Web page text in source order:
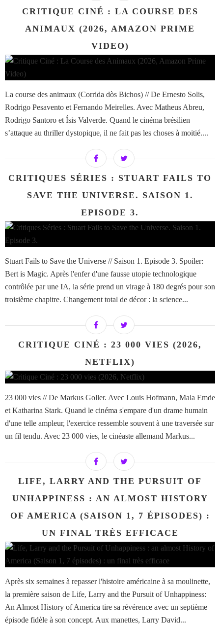
CRITIQUE CINÉ : LA COURSE DES
ANIMAUX (2026, AMAZON PRIME
VIDEO)
La course des animaux (Corrida dòs Bichos) // De Ernesto Solis,
Rodrigo Pesavento et Fernando Meirelles. Avec Matheus Abreu,
Rodrigo Santoro et Ísis Valverde. Quand le cinéma brésilien
s’attaque au thriller dystopique, il ne fait pas les choses à moitié....
CRITIQUES SÉRIES : STUART FAILS TO
SAVE THE UNIVERSE. SAISON 1.
EPISODE 3.
Stuart Fails to Save the Universe // Saison 1. Episode 3. Spoiler:
Bert is Magic. Après l'enfer d'une fausse utopie technologique
contrôlée par une IA, la série prend un virage à 180 degrés pour son
troisième chapitre. Changement total de décor : la science...
CRITIQUE CINÉ : 23 000 VIES (2026,
NETFLIX)
23 000 vies // De Markus Goller. Avec Louis Hofmann, Mala Emde
et Katharina Stark. Quand le cinéma s'empare d'un drame humain
d'une telle ampleur, l'exercice ressemble souvent à une traversée sur
un fil tendu. Avec 23 000 vies, le cinéaste allemand Markus...
LIFE, LARRY AND THE PURSUIT OF
UNHAPPINESS : AN ALMOST HISTORY
OF AMERICA (SAISON 1, 7 ÉPISODES) :
UN FINAL TRÈS EFFICACE
Après six semaines à repasser l'histoire américaine à sa moulinette,
la première saison de Life, Larry and the Pursuit of Unhappiness:
An Almost History of America tire sa révérence avec un septième
épisode fidèle à son concept. Aux manettes, Larry David...